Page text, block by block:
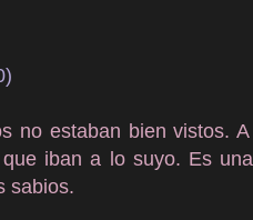
no estaban bien vistos.
iban a lo suyo. Es
sabios.